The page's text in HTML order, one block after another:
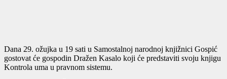
Dana 29. ožujka u 19 sati u Samostalnoj narodnoj knjižnici Gospić
gostovat će gospodin Dražen Kasalo koji će predstaviti svoju knjigu
Kontrola uma u pravnom sistemu.